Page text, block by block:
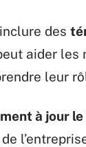
des
aider les
leur
à jour